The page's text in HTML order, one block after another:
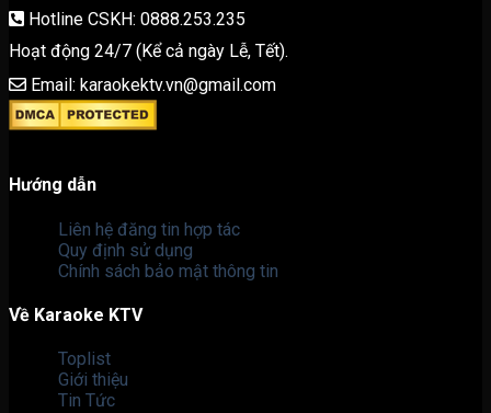
Hotline CSKH: 0888.253.235
Hoạt động 24/7 (Kể cả ngày Lễ, Tết).
Email: karaokektv.vn@gmail.com
Hướng dẫn
Liên hệ đăng tin hợp tác
Quy định sử dụng
Chính sách bảo mật thông tin
Về Karaoke KTV
Toplist
Giới thiệu
Tin Tức